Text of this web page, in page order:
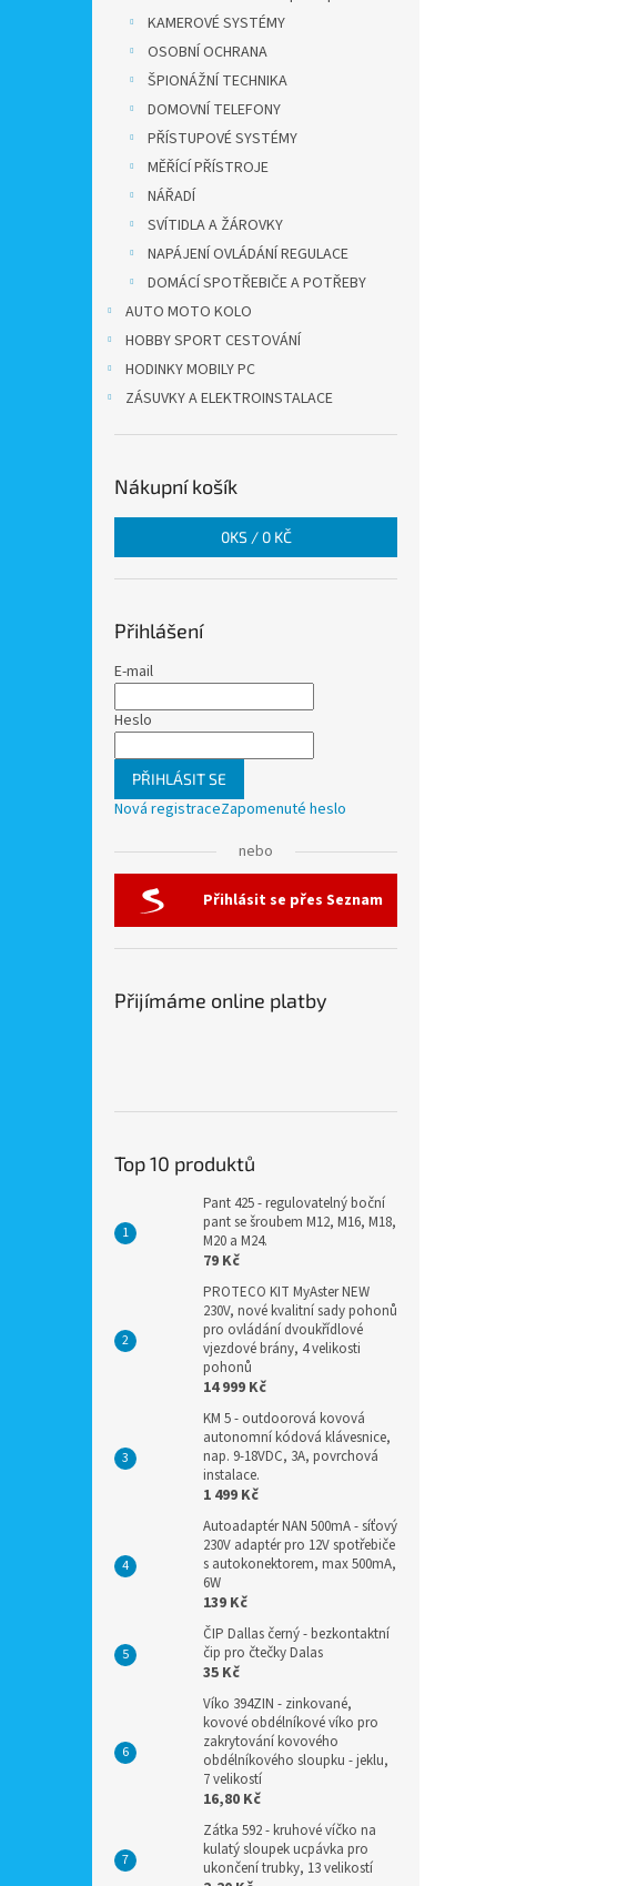
KAMEROVÉ SYSTÉMY
OSOBNÍ OCHRANA
ŠPIONÁŽNÍ TECHNIKA
DOMOVNÍ TELEFONY
PŘÍSTUPOVÉ SYSTÉMY
MĚŘÍCÍ PŘÍSTROJE
NÁŘADÍ
SVÍTIDLA A ŽÁROVKY
NAPÁJENÍ OVLÁDÁNÍ REGULACE
DOMÁCÍ SPOTŘEBIČE A POTŘEBY
AUTO MOTO KOLO
HOBBY SPORT CESTOVÁNÍ
HODINKY MOBILY PC
ZÁSUVKY A ELEKTROINSTALACE
Nákupní košík
0KS / 0 KČ
Přihlášení
E-mail
Heslo
PŘIHLÁSIT SE
Nová registraceZapomenuté heslo
nebo
Přihlásit se přes Seznam
Přijímáme online platby
Top 10 produktů
Pant 425 - regulovatelný boční
pant se šroubem M12, M16, M18,
M20 a M24.
79 Kč
PROTECO KIT MyAster NEW
230V, nové kvalitní sady pohonů
pro ovládání dvoukřídlové
vjezdové brány, 4 velikosti
pohonů
14 999 Kč
KM 5 - outdoorová kovová
autonomní kódová klávesnice,
nap. 9-18VDC, 3A, povrchová
instalace.
1 499 Kč
Autoadaptér NAN 500mA - síťový
230V adaptér pro 12V spotřebiče
s autokonektorem, max 500mA,
6W
139 Kč
ČIP Dallas černý - bezkontaktní
čip pro čtečky Dalas
35 Kč
Víko 394ZIN - zinkované,
kovové obdélníkové víko pro
zakrytování kovového
obdélníkového sloupku - jeklu,
7 velikostí
16,80 Kč
Zátka 592 - kruhové víčko na
kulatý sloupek ucpávka pro
ukončení trubky, 13 velikostí